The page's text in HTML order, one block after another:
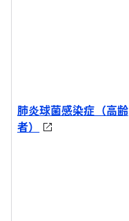
肺炎球菌感染症（高齢
者）